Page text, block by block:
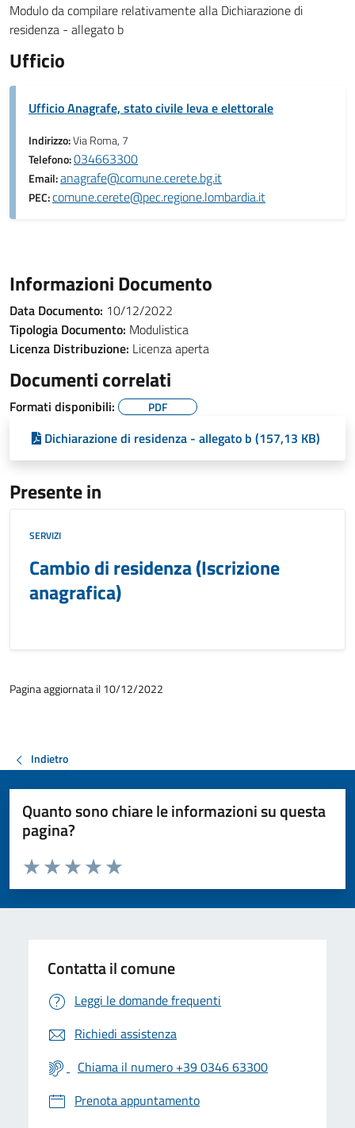
Modulo da compilare relativamente alla Dichiarazione di
residenza - allegato b
Ufficio
Ufficio Anagrafe, stato civile leva e elettorale
Indirizzo:Via Roma, 7
Telefono:034663300
Email:anagrafe@comune.cerete.bg.it
PEC:comune.cerete@pec.regione.lombardia.it
Informazioni Documento
Data Documento: 10/12/2022
Tipologia Documento: Modulistica
Licenza Distribuzione: Licenza aperta
Documenti correlati
Formati disponibili: PDF
Dichiarazione di residenza - allegato b (157,13 KB)
Presente in
SERVIZI
Cambio di residenza (Iscrizione
anagrafica)
Pagina aggiornata il 10/12/2022
Indietro
Quanto sono chiare le informazioni su questa
pagina?
Valuta da 1 a 5 stelle la pagina
Valuta 5 stelle su 5
Valuta 4 stelle su 5
Valuta 3 stelle su 5
Valuta 2 stelle su 5
Valuta 1 stelle su 5
Contatta il comune
Leggi le domande frequenti
Richiedi assistenza
Chiama il numero +39 0346 63300
Prenota appuntamento